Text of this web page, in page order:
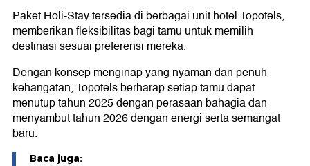
Paket Holi-Stay tersedia di berbagai unit hotel Topotels,
memberikan fleksibilitas bagi tamu untuk memilih
destinasi sesuai preferensi mereka.
Dengan konsep menginap yang nyaman dan penuh
kehangatan, Topotels berharap setiap tamu dapat
menutup tahun 2025 dengan perasaan bahagia dan
menyambut tahun 2026 dengan energi serta semangat
baru.
Baca juga: